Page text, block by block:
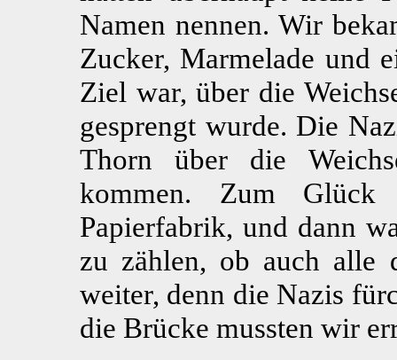
Namen nennen. Wir
Zucker, Marmelade und
Ziel war, über die
gesprengt wurde. Die
Thorn über die
kommen. Zum
Papierfabrik, und dann
zu zählen, ob auch alle
weiter, denn die Nazis
die Brücke mussten wir